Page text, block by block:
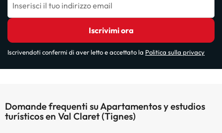
Inserisci il tuo indirizzo email
Iscrivimi ora
Iscrivendoti confermi di aver letto e accettato la Politica sulla privacy
Domande frequenti su Apartamentos y estudios
turísticos en Val Claret (Tignes)